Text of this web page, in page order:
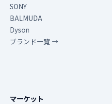
SONY
BALMUDA
Dyson
ブランド一覧 →
マーケット